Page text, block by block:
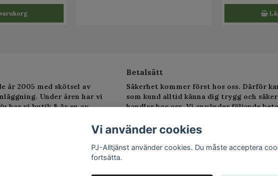
år 2005 med skötsel av
Under åren har vi
har vi butik & är en av
Betalsätt
Säkerhet kommer först hos oss. Därför
som kund alltid känna dig trygg och
handlar hos oss. Vi använder följande
Vi använder cookies
PJ-Alltjänst använder cookies. Du måste acceptera
fortsätta.